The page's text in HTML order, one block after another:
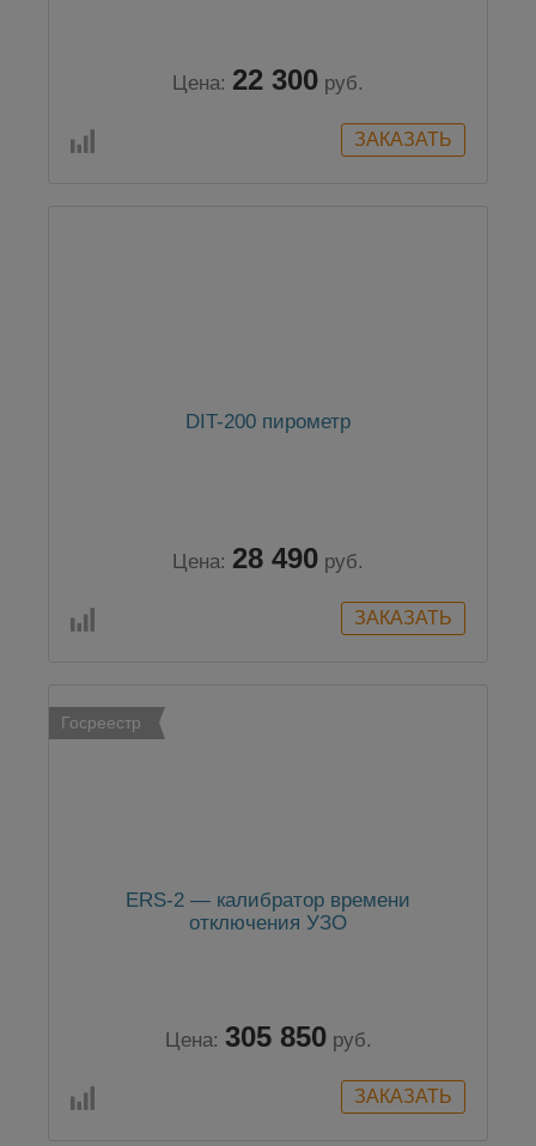
Цена: 22 300 руб.
DIT-200 пирометр
Цена: 28 490 руб.
Госреестр
ERS-2 — калибратор времени
отключения УЗО
Цена: 305 850 руб.